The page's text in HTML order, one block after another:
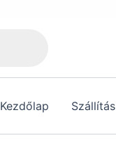
Kezdőlap Szállítás